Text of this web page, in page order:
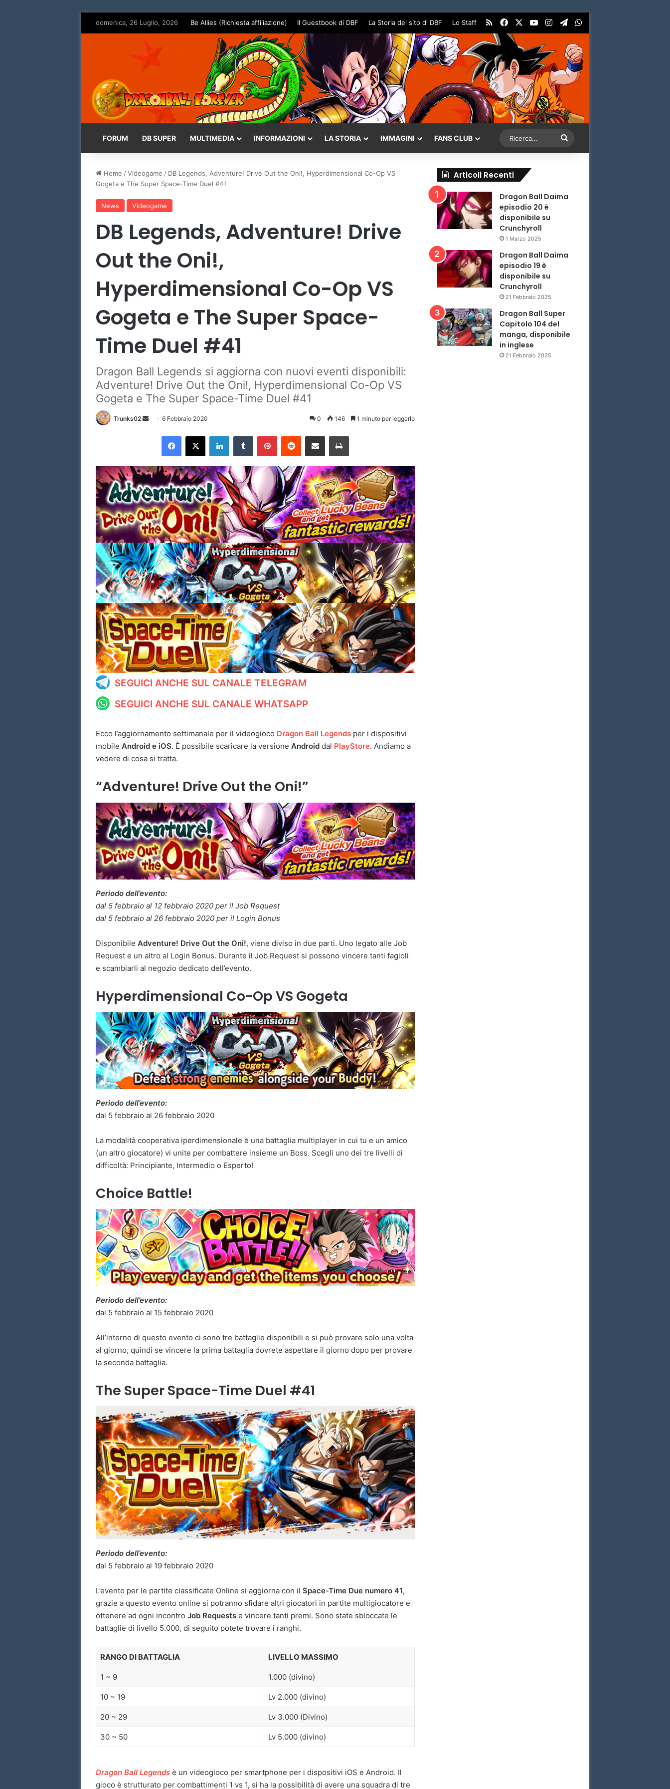
domenica, 26 Luglio, 2026 Be Allies (Richiesta affiliazione) Il Guestbook di DBF La Storia del sito di DBF Lo Staff RSSFacebookYou TubeInstagram
Telegram
FORUM DB SUPER MULTIMEDIA INFORMAZIONI LA STORIA IMMAGINI FANS CLUB
Home /Videogame / DB Legends, Adventure! Drive Out the Oni!, Hyperdimensional Co-Op VS
Gogeta e The Super Space-Time Duel #41
News Videogame
DB Legends, Adventure! Drive
Out the Oni!,
Hyperdimensional Co-Op VS
Gogeta e The Super Space-
Time Duel #41
Dragon Ball Legends si aggiorna con nuovi eventi disponibili:
Adventure! Drive Out the Oni!, Hyperdimensional Co-Op VS
Gogeta e The Super Space-Time Duel #41
Trunks02
Invia 6 Febbraio 2020 0 146 1 minuto per leggerlo
Facebook
X LinkedInTumblr PinterestReddit Condividi via mail Stampa
SEGUICI ANCHE SUL CANALE TELEGRAM
SEGUICI ANCHE SUL CANALE WHATSAPP
Ecco l’aggiornamento settimanale per il videogioco Dragon Ball Legends per i dispositivi
mobile Android e iOS. È possibile scaricare la versione Android dal PlayStore. Andiamo a
vedere di cosa si tratta.
“Adventure! Drive Out the Oni!”
Periodo dell’evento:
dal 5 febbraio al 12 febbraio 2020 per il Job Request
dal 5 febbraio al 26 febbraio 2020 per il Login Bonus
Disponibile Adventure! Drive Out the Oni!, viene diviso in due parti. Uno legato alle Job
Request e un altro al Login Bonus. Durante il Job Request si possono vincere tanti fagioli
e scambiarli al negozio dedicato dell’evento.
Hyperdimensional Co-Op VS Gogeta
Periodo dell’evento:
dal 5 febbraio al 26 febbraio 2020
La modalità cooperativa iperdimensionale è una battaglia multiplayer in cui tu e un amico
(un altro giocatore) vi unite per combattere insieme un Boss. Scegli uno dei tre livelli di
difficoltà: Principiante, Intermedio o Esperto!
Choice Battle!
Periodo dell’evento:
dal 5 febbraio al 15 febbraio 2020
All’interno di questo evento ci sono tre battaglie disponibili e si può provare solo una volta
al giorno, quindi se vincere la prima battaglia dovrete aspettare il giorno dopo per provare
la seconda battaglia.
The Super Space-Time Duel #41
Periodo dell’evento:
dal 5 febbraio al 19 febbraio 2020
L’evento per le partite classificate Online si aggiorna con il Space-Time Due numero 41,
grazie a questo evento online si potranno sfidare altri giocatori in partite multigiocatore e
ottenere ad ogni incontro Job Requests e vincere tanti premi. Sono state sbloccate le
battaglie di livello 5.000, di seguito potete trovare i ranghi.
RANGO DI BATTAGLIA LIVELLO MASSIMO
1 ~ 9 1.000 (divino)
10 ~ 19 Lv 2.000 (divino)
20 ~ 29 Lv 3.000 (Divino)
30 ~ 50 Lv 5.000 (divino)
Dragon Ball Legends è un videogioco per smartphone per i dispositivi iOS e Android. Il
gioco è strutturato per combattimenti 1 vs 1, si ha la possibilità di avere una squadra di tre
Articoli Recenti
Dragon Ball Daima
episodio 20 è
disponibile su
Crunchyroll
1 Marzo 2025
Dragon Ball Daima
episodio 19 è
disponibile su
Crunchyroll
21 Febbraio 2025
Dragon Ball Super
Capitolo 104 del
manga, disponibile
in inglese
21 Febbraio 2025